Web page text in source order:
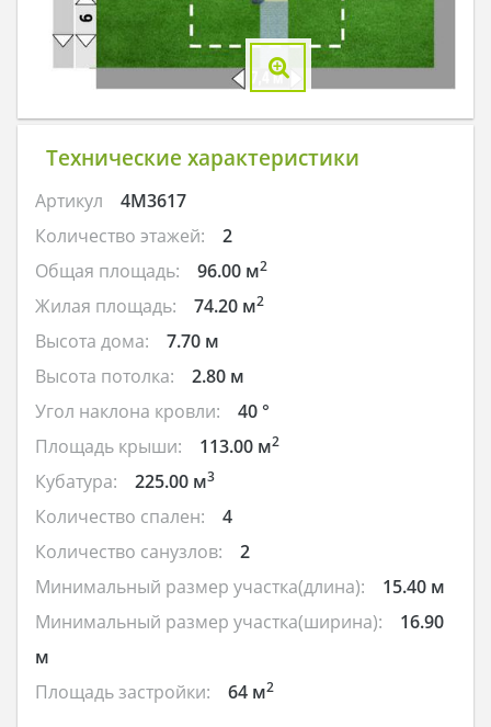
Технические характеристики
Артикул
4M3617
Количество этажей:
2
Общая площадь:
96.00 м2
Жилая площадь: 74.20 м2
Высота дома:
7.70 м
Высота потолка:
2.80 м
Угол наклона кровли:
40 °
Площадь крыши:
113.00 м2
Кубатура: 225.00 м3
Количество спален:
4
Количество санузлов:
2
Минимальный размер участка(длина):
15.40 м
Минимальный размер участка(ширина):
16.90
м
Площадь застройки:
64 м2